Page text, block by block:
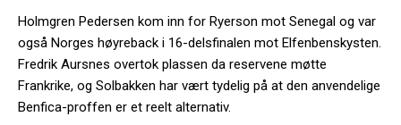
Holmgren Pedersen kom inn for Ryerson mot Senegal og var
også Norges høyreback i 16-delsfinalen mot Elfenbenskysten.
Fredrik Aursnes overtok plassen da reservene møtte
Frankrike, og Solbakken har vært tydelig på at den anvendelige
Benfica-proffen er et reelt alternativ.